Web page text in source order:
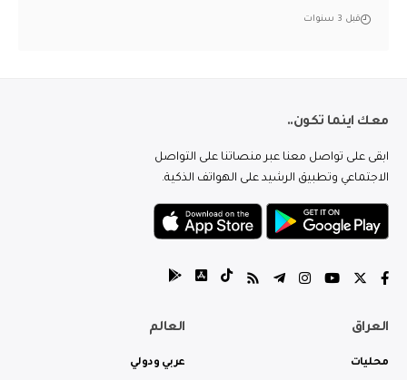
قبل 3 سنوات
معك اينما تكون..
ابقى على تواصل معنا عبر منصاتنا على التواصل
الاجتماعي وتطبيق الرشيد على الهواتف الذكية.
العراق
محليات
العالم
عربي ودولي